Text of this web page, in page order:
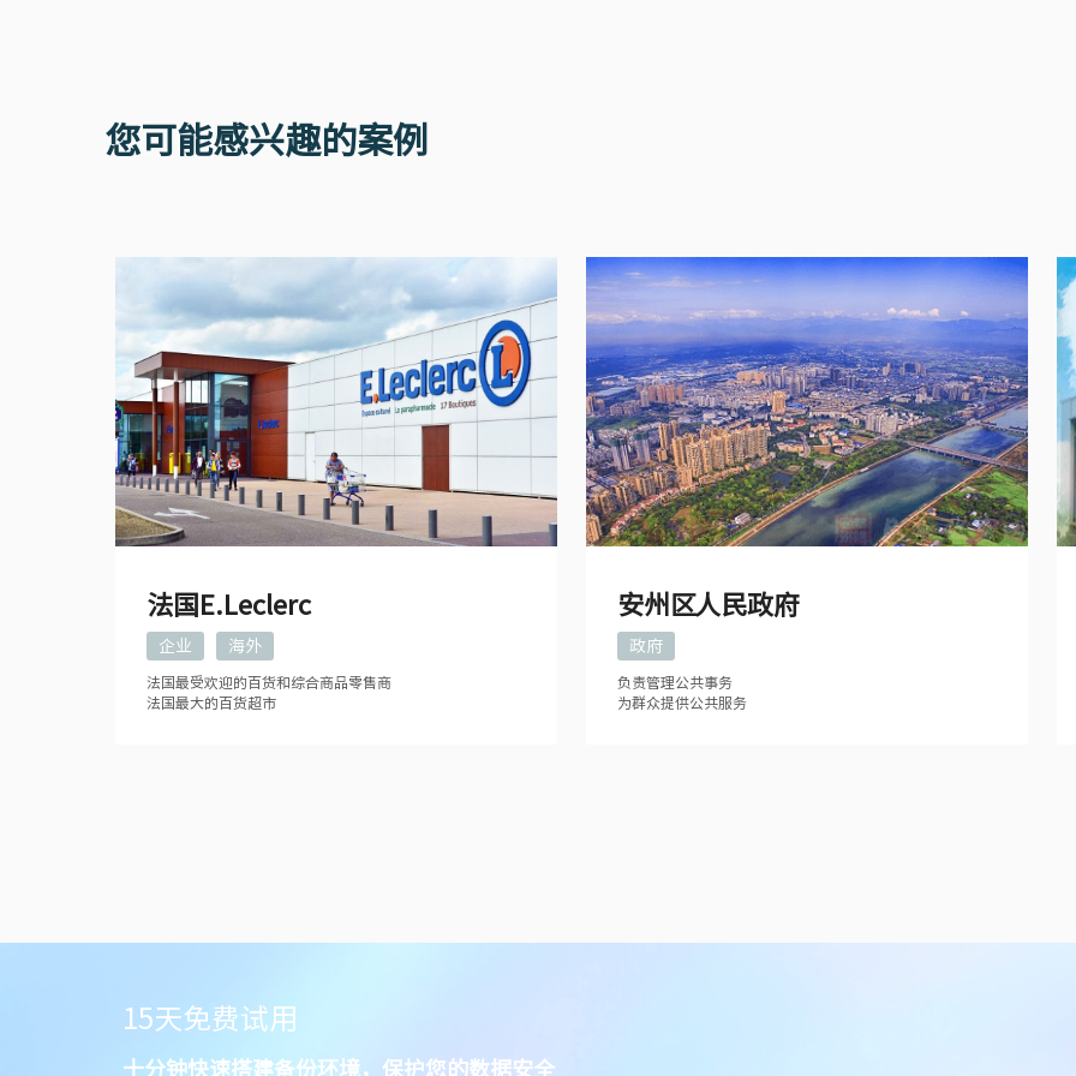
您可能感兴趣的案例
法国E.Leclerc
企业 海外
法国最受欢迎的百货和综合商品零售商
法国最大的百货超市
安州区人民政府
政府
负责管理公共事务
为群众提供公共服务
15天免费试用
十分钟快速搭建备份环境，保护您的数据安全